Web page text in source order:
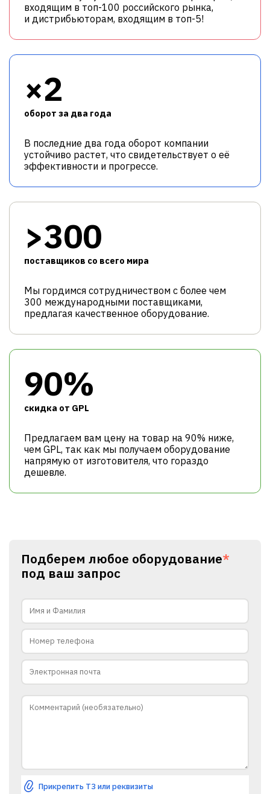
входящим в топ-100 российского рынка,
и дистрибьюторам, входящим в топ-5!
×2
оборот за два года
В последние два года оборот компании
устойчиво растет, что свидетельствует о её
эффективности и прогрессе.
>300
поставщиков со всего мира
Мы гордимся сотрудничеством с более чем
300 международными поставщиками,
предлагая качественное оборудование.
90%
cкидка от GPL
Предлагаем вам цену на товар на 90% ниже,
чем GPL, так как мы получаем оборудование
напрямую от изготовителя, что гораздо
дешевле.
Подберем любое оборудование*
под ваш запрос
Прикрепить ТЗ или реквизиты